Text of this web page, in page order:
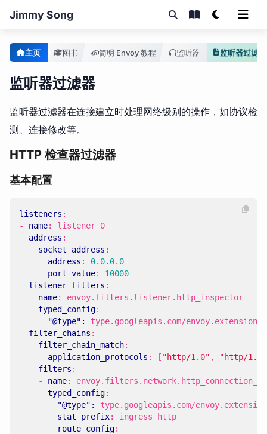
Jimmy Song
主页 图书 简明 Envoy 教程 监听器 监听器过滤器
监听器过滤器
监听器过滤器在连接建立时处理网络级别的操作，如协议检
测、连接修改等。
HTTP 检查器过滤器
基本配置
listeners :
- name:
listener_0
address :
socket_address :
address :
0.0.0.0
port_value:
10000
listener_filters :
- name:
envoy.filters.listener.http_inspector
typed_config:
"@type": type.googleapis.com/
filter_chains :
- filter_chain_match:
application_protocols : [ "http/1.0" ,
"http/1.1"
filters :
- name:
typed_config:
"@type": type.googleapis.com/
stat_prefix:
ingress_http
route_config: